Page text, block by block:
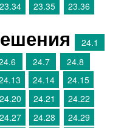
23.34 23.35 23.36
24.1
24.7
24.8
24.14
24.15
24.20 24.21
24.22
24.27 24.28
24.29